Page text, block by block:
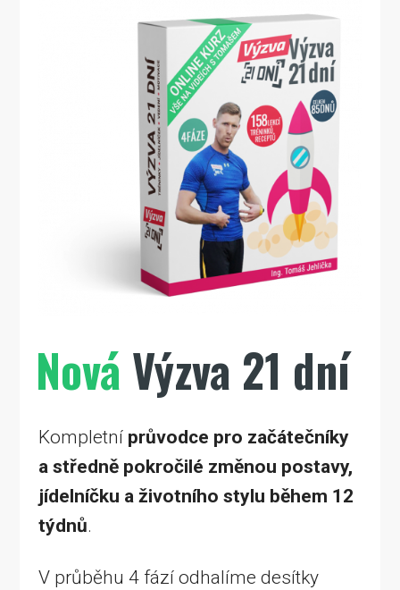
Nová Výzva 21 dní
Kompletní průvodce pro začátečníky
a středně pokročilé změnou postavy,
jídelníčku a životního stylu během 12
týdnů.
V průběhu 4 fází odhalíme desítky